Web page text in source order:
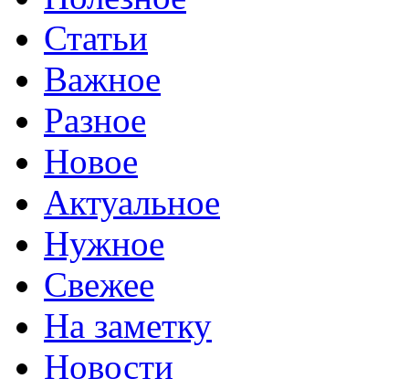
Статьи
Важное
Разное
Новое
Актуальное
Нужное
Свежее
На заметку
Новости